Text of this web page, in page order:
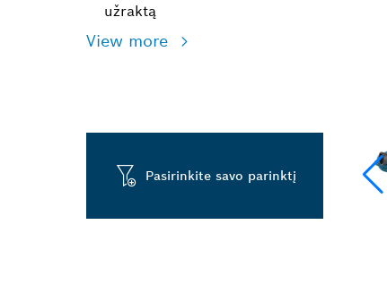
užraktą
View more
Pasirinkite savo parinktį